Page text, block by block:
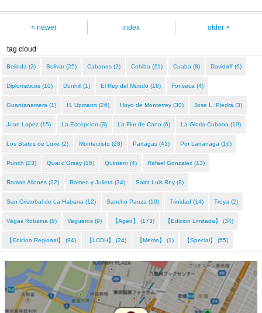
< newer index older >
tag cloud
Belinda (2) Bolivar (25) Cabanas (2) Cohiba (21) Cuaba (8) Davidoff (6)
Diplomaticos (10) Dunhill (1) El Rey del Mundo (18) Fonseca (4)
Guantanamera (1) H. Upmann (26) Hoyo de Monterrey (30) Jose L. Piedra (3)
Juan Lopez (15) La Escepcion (3) La Flor de Cano (6) La Gloria Cubana (19)
Los Statos de Luxe (2) Montecristo (28) Partagas (41) Por Larranaga (16)
Punch (23) Quai d'Orsay (15) Quintero (4) Rafael Gonzalez (13)
Ramon Allones (22) Romeo y Julieta (34) Saint Luis Rey (8)
San Cristobal de La Habana (12) Sancho Panza (10) Trinidad (14) Troya (2)
Vegas Robaina (8) Vegueros (9) 【Aged】 (173) 【Edicion Limitada】 (34)
【Edicion Regional】 (94) 【LCDH】 (24) 【Memo】 (1) 【Special】 (55)